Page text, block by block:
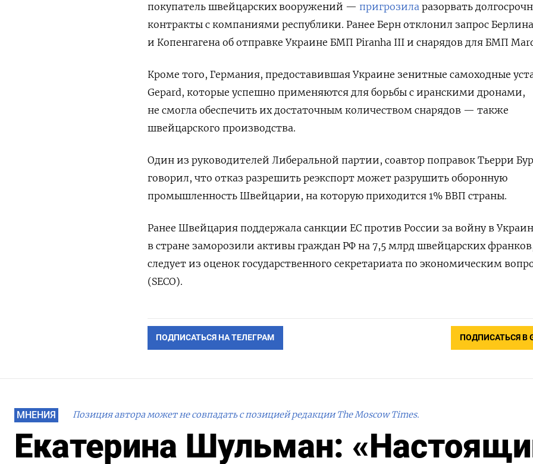
покупатель швейцарских вооружений — пригрозила разорвать
контракты с компаниями республики. Ранее Берн отклонил запрос Берлина
и Копенгагена об отправке Украине БМП Piranha III и снарядов для БМП
Кроме того, Германия, предоставившая Украине зенитные самоходные
Gepard, которые успешно применяются для борьбы с иранскими дронами,
не смогла обеспечить их достаточным количеством снарядов — также
швейцарского производства.
Один из руководителей Либеральной партии, соавтор поправок Тьерри
говорил, что отказ разрешить реэкспорт может разрушить оборонную
промышленность Швейцарии, на которую приходится 1% ВВП страны.
Ранее Швейцария поддержала санкции ЕС против России за войну в
в стране заморозили активы граждан РФ на 7,5 млрд швейцарских
следует из оценок государственного секретариата по экономическим
(SECO).
ПОДПИСАТЬСЯ НА ТЕЛЕГРАМ ПОДПИСАТЬСЯ В
МНЕНИЯ Позиция автора может не совпадать с позицией редакции The Moscow Times.
Екатерина Шульман: